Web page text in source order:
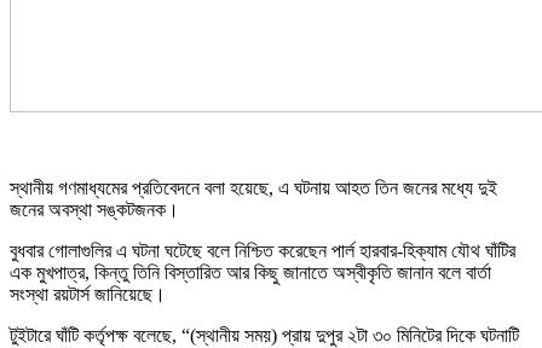
স্থানীয় গণমাধ্যমের প্রতিবেদনে বলা হয়েছে, এ ঘটনায় আহত তিন জনের মধ্যে দুই
জনের অবস্থা সঙ্কটজনক।
বুধবার গোলাগুলির এ ঘটনা ঘটেছে বলে নিশ্চিত করেছেন পার্ল হারবার-হিক্যাম যৌথ ঘাঁটির
এক মুখপাত্র, কিন্তু তিনি বিস্তারিত আর কিছু জানাতে অস্বীকৃতি জানান বলে বার্তা
সংস্থা রয়টার্স জানিয়েছে।
টুইটারে ঘাঁটি কর্তৃপক্ষ বলেছে, “(স্থানীয় সময়) প্রায় দুপুর ২টা ৩০ মিনিটের দিকে ঘটনাটি